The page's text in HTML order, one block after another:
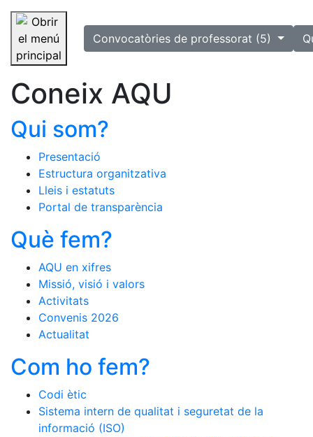
Saltar la navegació
selectedConvocatòries de professorat (5)
Coneix AQU
Qui som?
Presentació
Estructura organitzativa
Lleis i estatuts
Portal de transparència
Què fem?
AQU en xifres
Missió, visió i valors
Activitats
Convenis 2026
Actualitat
Com ho fem?
Codi ètic
Sistema intern de qualitat i seguretat de la
informació (ISO)